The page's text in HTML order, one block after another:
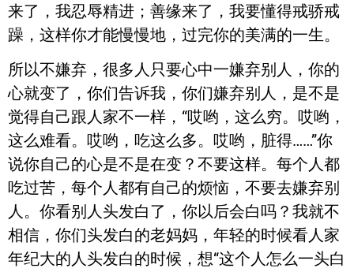
来了，我忍辱精进；善缘来了，我要懂得戒骄戒
躁，这样你才能慢慢地，过完你的美满的一生。
所以不嫌弃，很多人只要心中一嫌弃别人，你的
心就变了，你们告诉我，你们嫌弃别人，是不是
觉得自己跟人家不一样，“哎哟，这么穷。哎哟，
这么难看。哎哟，吃这么多。哎哟，脏得……”你
说你自己的心是不是在变？不要这样。每个人都
吃过苦，每个人都有自己的烦恼，不要去嫌弃别
人。你看别人头发白了，你以后会白吗？我就不
相信，你们头发白的老妈妈，年轻的时候看人家
年纪大的人头发白的时候，想“这个人怎么一头白